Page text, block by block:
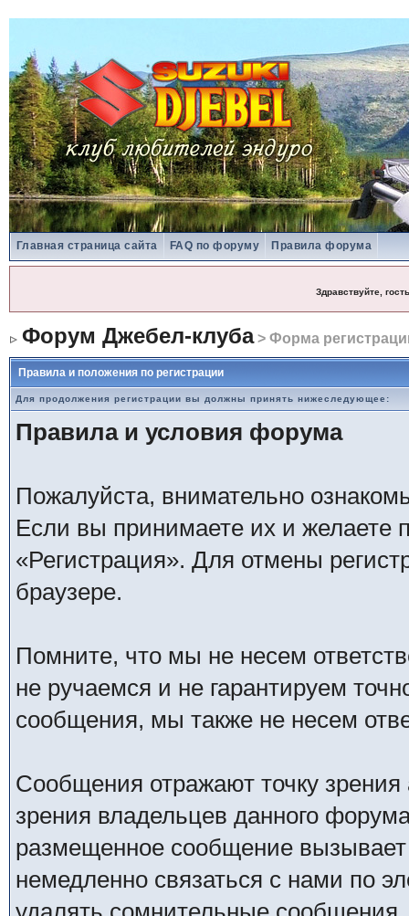
Главная страница сайта FAQ по форуму Правила форума
Здравствуйте, гость
Форум Джебел-клуба> Форма
Правила и положения по регистрации
Для продолжения регистрации вы должны принять нижеследующее:
Правила и условия форума
Пожалуйста, внимательно
Если вы принимаете их и желаете
«Регистрация». Для отмены
браузере.
Помните, что мы не несем
не ручаемся и не гарантируем
сообщения, мы также не несем
Сообщения отражают точку зрения
зрения владельцев данного
размещенное сообщение
немедленно связаться с нами по